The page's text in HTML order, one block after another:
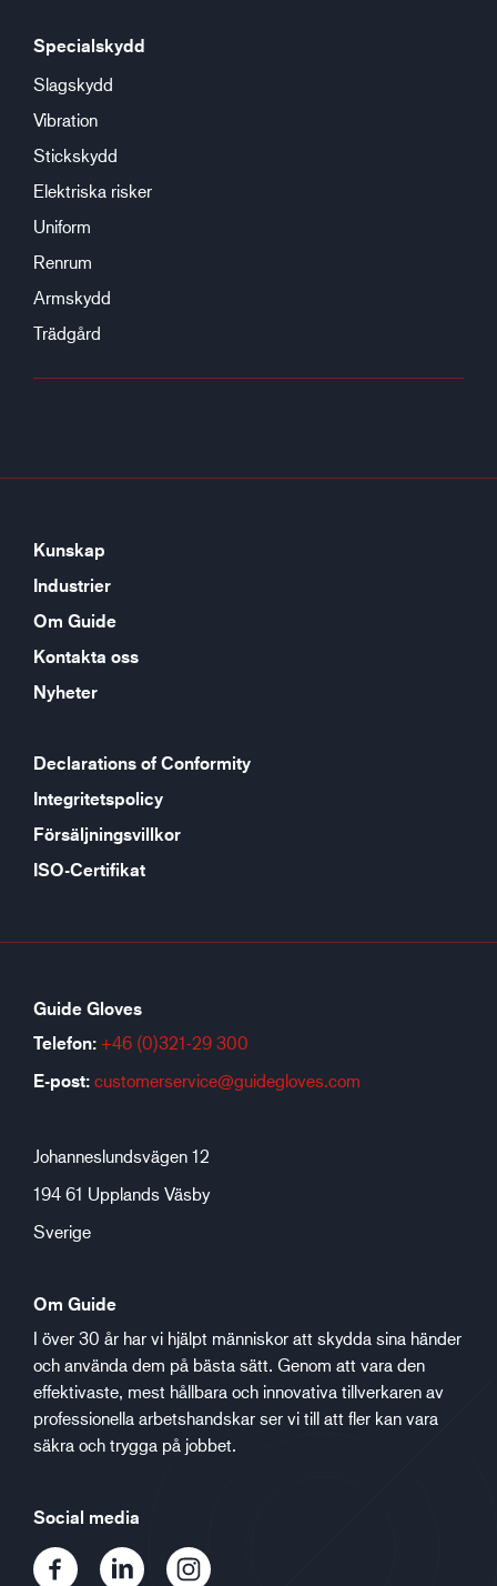
Specialskydd
Slagskydd
Vibration
Stickskydd
Elektriska risker
Uniform
Renrum
Armskydd
Trädgård
Kunskap
Industrier
Om Guide
Kontakta oss
Nyheter
Declarations of Conformity
Integritetspolicy
Försäljningsvillkor
ISO-Certifikat
Guide Gloves
Telefon: +46 (0)321-29 300
E-post: customerservice@guidegloves.com
Johanneslundsvägen 12
194 61 Upplands Väsby
Sverige
Om Guide
I över 30 år har vi hjälpt människor att skydda sina händer
och använda dem på bästa sätt. Genom att vara den
effektivaste, mest hållbara och innovativa tillverkaren av
professionella arbetshandskar ser vi till att fler kan vara
säkra och trygga på jobbet.
Social media